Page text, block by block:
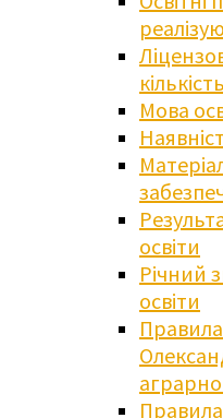
Мова
освіти
Річний
освіти